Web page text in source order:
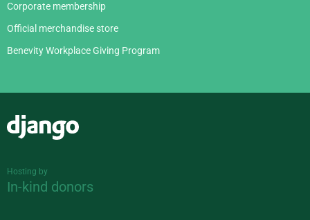
Corporate membership
Official merchandise store
Benevity Workplace Giving Program
Hosting by
In-kind donors